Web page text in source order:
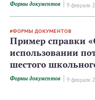
Формы документов 9 февраля
ФОРМЫ ДОКУМЕНТОВ
Пример справки
использовании
шестого
Формы документов 9 февраля